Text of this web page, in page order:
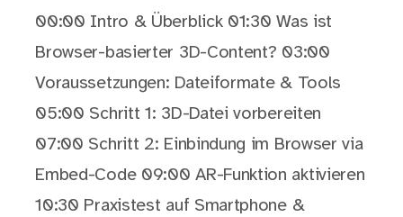
00:00 Intro & Überblick 01:30 Was ist
Browser-basierter 3D-Content? 03:00
Voraussetzungen: Dateiformate & Tools
05:00 Schritt 1: 3D-Datei vorbereiten
07:00 Schritt 2: Einbindung im Browser via
Embed-Code 09:00 AR-Funktion aktivieren
10:30 Praxistest auf Smartphone &